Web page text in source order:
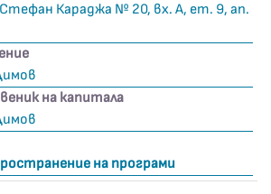
Стефан Караджа № 20, вх. А, ет. 9, ап.
на капитала
на програми